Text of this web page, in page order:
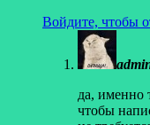
Войдите, чтобы
да, именно
чтобы